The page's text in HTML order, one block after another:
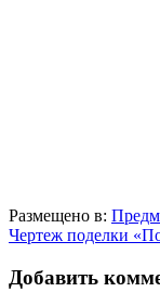
Размещено в:
Чертеж поделки
Добавить